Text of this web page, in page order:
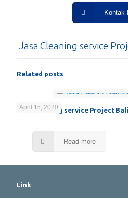
Kontak
Jasa Cleaning service
Related posts
April 15, 2020
Jasa Cleaning service Project
Read more
Link